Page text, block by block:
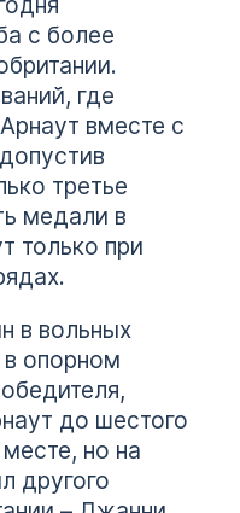
с более
где
вместе с
третье
медали в
только при
в вольных
в опорном
до шестого
но на
другого